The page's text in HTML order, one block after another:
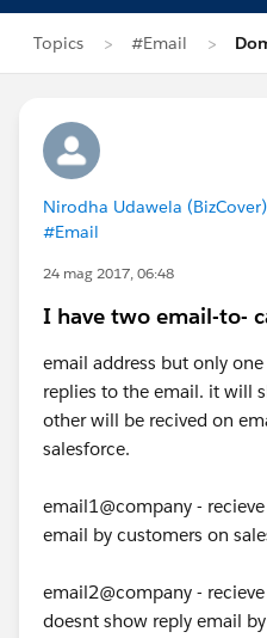
Topics #Email
Nirodha Udawela (BizCover)
#Email
24 mag 2017, 06:48
I have two email-to-
email address but only
replies to the email. it will
other will be recived on
salesforce.
email1@company -
email by customers on
email2@company -
doesnt show reply email